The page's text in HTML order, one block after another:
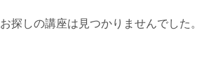
お探しの講座は見つかりませんでした。